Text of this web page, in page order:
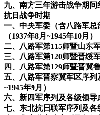
九、南方三年游击战争期
抗日战争时期
一、中央军委（含八路军
（1937年8月~1945年10月）
二、八路军第115师暨山东
三、八路军第120师暨晋绥
四、八路军第129师暨晋冀
五、八路军晋察冀军区序列
~1945年9月）
六、新四军序列及各级领导
七、东北抗日联军序列及各